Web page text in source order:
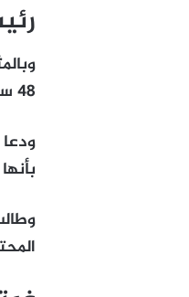
48 ساعة، الذي راح ضحيته العديد من الأبرياء.